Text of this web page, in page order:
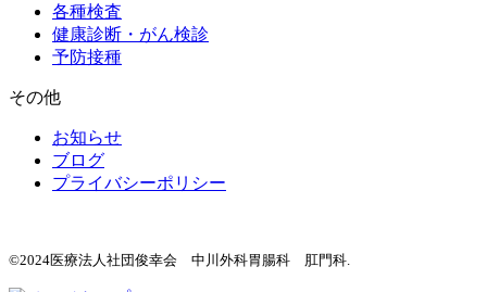
各種検査
健康診断・がん検診
予防接種
その他
お知らせ
ブログ
プライバシーポリシー
©2024医療法人社団俊幸会 中川外科胃腸科 肛門科.